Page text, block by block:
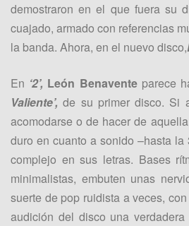
demostraron en el que fuera su
cuajado, armado con referencias
la banda. Ahora, en el nuevo disco,
En ‘2’, León Benaventeparece
Valiente’, de su primer disco. Si
acomodarse o de hacer de
duro en cuanto a sonido –hasta
complejo en sus letras. Bases
minimalistas, embuten unas
suerte de pop ruidista a veces,
audición del disco una